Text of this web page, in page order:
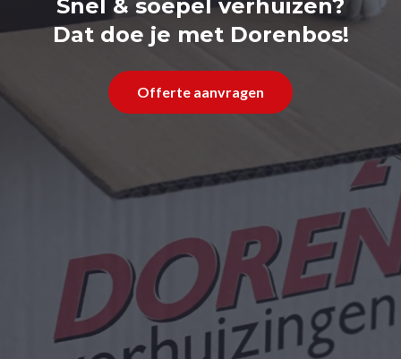
Snel & soepel verhuizen?
Dat doe je met Dorenbos!
Offerte aanvragen